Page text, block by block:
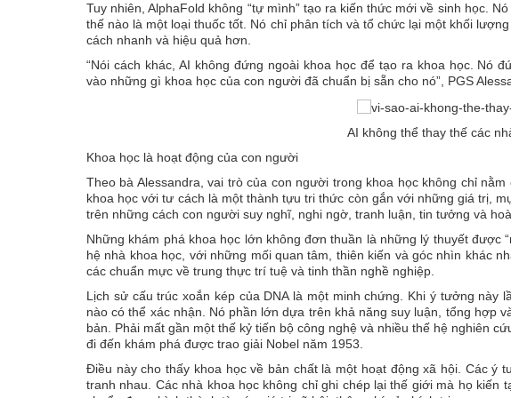
Tuy nhiên, AlphaFold không “tự mình” tạo ra kiến thức mới về sinh học.
thế nào là một loại thuốc tốt. Nó chỉ phân tích và tổ chức lại một khối
cách nhanh và hiệu quả hơn.
“Nói cách khác, AI không đứng ngoài khoa học để tạo ra khoa học. Nó
vào những gì khoa học của con người đã chuẩn bị sẵn cho nó”, PGS
AI không thể thay thế các
Khoa học là hoạt động của con người
Theo bà Alessandra, vai trò của con người trong khoa học không chỉ
khoa học với tư cách là một thành tựu tri thức còn gắn với những giá trị,
trên những cách con người suy nghĩ, nghi ngờ, tranh luận, tin tưởng và
Những khám phá khoa học lớn không đơn thuần là những lý thuyết được
hệ nhà khoa học, với những mối quan tâm, thiên kiến và góc nhìn khác
các chuẩn mực về trung thực trí tuệ và tinh thần nghề nghiệp.
Lịch sử cấu trúc xoắn kép của DNA là một minh chứng. Khi ý tưởng
nào có thể xác nhận. Nó phần lớn dựa trên khả năng suy luận, tổng hợp
bản. Phải mất gần một thế kỷ tiến bộ công nghệ và nhiều thế hệ nghiên
đi đến khám phá được trao giải Nobel năm 1953.
Điều này cho thấy khoa học về bản chất là một hoạt động xã hội. Các ý
tranh nhau. Các nhà khoa học không chỉ ghi chép lại thế giới mà họ